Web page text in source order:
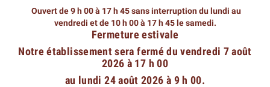
Ouvert de 9 h 00 à 17 h 45 sans interruption du lundi au
vendredi et de 10 h 00 à 17 h 45 le samedi.
Fermeture estivale
Notre établissement sera fermé du vendredi 7 août
2026 à 17 h 00
au lundi 24 août 2026 à 9 h 00.